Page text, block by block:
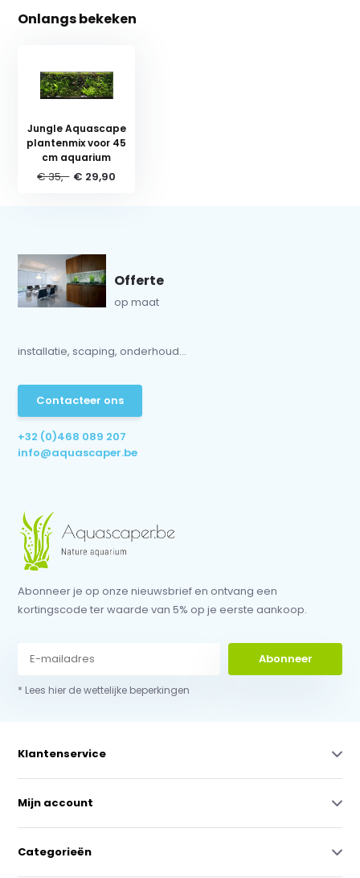
Onlangs bekeken
Jungle Aquascape
plantenmix voor 45
cm aquarium
€ 35,- € 29,90
Offerte
op maat
installatie, scaping, onderhoud...
Contacteer ons
+32 (0)468 089 207
info@aquascaper.be
Abonneer je op onze nieuwsbrief en ontvang een
kortingscode ter waarde van 5% op je eerste aankoop.
Abonneer
* Lees hier de wettelijke beperkingen
Klantenservice
Mijn account
Categorieën